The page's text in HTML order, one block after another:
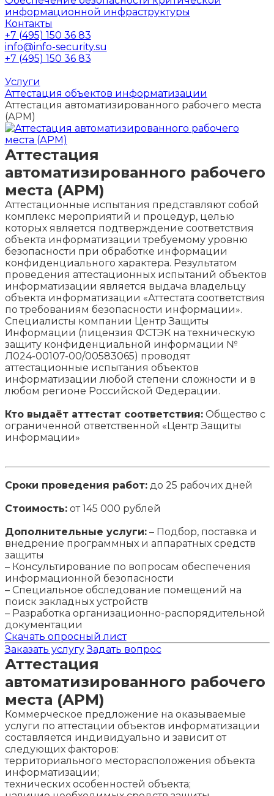
информационной инфраструктуры
Контакты
+7 (495) 150 36 83
info@info-security.su
+7 (495) 150 36 83
Услуги
Аттестация объектов информатизации
Аттестация автоматизированного рабочего места
(АРМ)
Аттестация
автоматизированного рабочего
места (АРМ)
Аттестационные испытания представляют собой
комплекс мероприятий и процедур, целью
которых является подтверждение соответствия
объекта информатизации требуемому уровню
безопасности при обработке информации
конфиденциального характера. Результатом
проведения аттестационных испытаний объектов
информатизации является выдача владельцу
объекта информатизации «Аттестата соответствия
по требованиям безопасности информации».
Специалисты компании Центр Защиты
Информации (лицензия ФСТЭК на техническую
защиту конфиденциальной информации №
Л024-00107-00/00583065) проводят
аттестационные испытания объектов
информатизации любой степени сложности и в
любом регионе Российской Федерации.
Кто выдаёт аттестат соответствия:Общество с
ограниченной ответственной «Центр Защиты
информации»
Сроки проведения работ: до 25 рабочих дней
Стоимость: от 145 000 рублей
Дополнительные услуги: – Подбор, поставка и
внедрение программных и аппаратных средств
защиты
– Консультирование по вопросам обеспечения
информационной безопасности
– Специальное обследование помещений на
поиск закладных устройств
– Разработка организационно-распорядительной
документации
Скачать опросный лист
Заказать услугу Задать вопрос
Аттестация
автоматизированного рабочего
места (АРМ)
Коммерческое предложение на оказываемые
услуги по аттестации объектов информатизации
составляется индивидуально и зависит от
следующих факторов:
территориального месторасположения объекта
информатизации;
технических особенностей объекта;